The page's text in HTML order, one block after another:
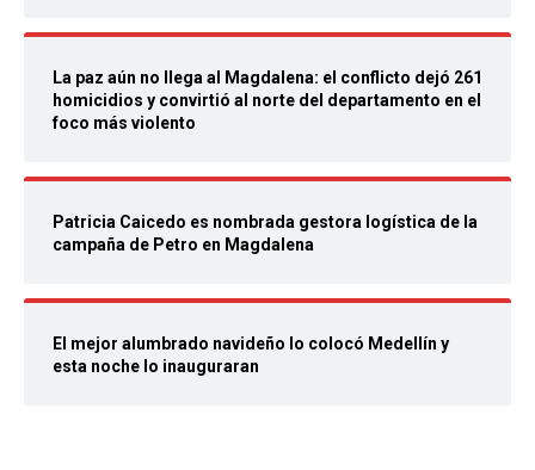
La paz aún no llega al Magdalena: el conflicto dejó 261
homicidios y convirtió al norte del departamento en el
foco más violento
Patricia Caicedo es nombrada gestora logística de la
campaña de Petro en Magdalena
El mejor alumbrado navideño lo colocó Medellín y
esta noche lo inauguraran